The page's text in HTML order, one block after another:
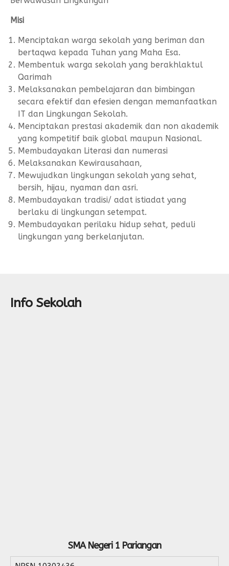
SOP Usulan Pensiun
SOP Pengelola Keuangan
Siswa
Alumni
Download
Akademik
Kalender Akademik
Misi
Menciptakan warga sekolah yang beriman dan
bertaqwa kepada Tuhan yang Maha Esa.
Membentuk warga sekolah yang berakhlaktul
Qarimah
Melaksanakan pembelajaran dan bimbingan
secara efektif dan efesien dengan memanfaatkan
IT dan Lingkungan Sekolah.
Menciptakan prestasi akademik dan non akademik
yang kompetitif baik global maupun Nasional.
Membudayakan Literasi dan numerasi
Melaksanakan Kewirausahaan,
Mewujudkan lingkungan sekolah yang sehat,
bersih, hijau, nyaman dan asri.
Membudayakan tradisi/ adat istiadat yang
berlaku di lingkungan setempat.
Membudayakan perilaku hidup sehat, peduli
lingkungan yang berkelanjutan.
Info Sekolah
SMA Negeri 1 Pariangan